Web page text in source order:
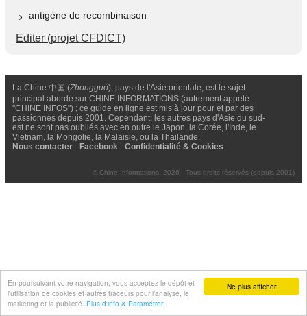
Ne plus afficher
En poursuivant votre navigation, vous acceptez le dépôt et
l'utilisation de cookies et autres traceurs pour l'analyse, le
marketing et la publicité. Plus d'info & Paramétrer
antigène de recombinaison
Editer (projet CFDICT)
La Chine 中国 (Zhongguó), pays de l'Asie orientale, est le sujet
principal abordé sur CHINE INFORMATIONS (autrement appelé
"CHINE INFOS") ; ce guide en ligne est mis à jour pour et par des
passionnés depuis 2001. Cependant, les autres pays d'Asie du sud-
est ne sont pas oubliés avec en outre le Japon, la Corée, l'Inde, le
Vietnam, la Mongolie, la Malaisie, ou la Thailande.
Nous contacter - Facebook - Confidentialité & Cookies
© Chine Informations, 2026 - Tous droits réservés (depuis 2001)